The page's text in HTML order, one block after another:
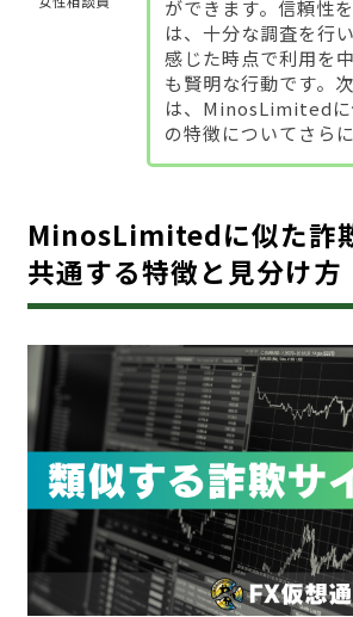
ができます。信頼性
は、十分な調査を行
感じた時点で利用を
も賢明な行動です。
は、MinosLimitedに
の特徴についてさら
MinosLimitedに似た詐
共通する特徴と見分け方